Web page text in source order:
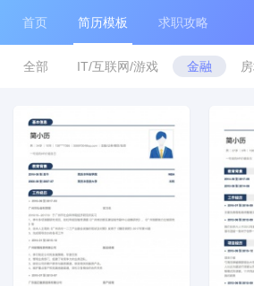
首页 简历模板 求职攻略
全部 IT/互联网/游戏 金融